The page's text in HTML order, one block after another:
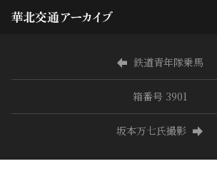
鉄道青年隊乗馬
箱番号 3901
坂本万七氏撮影